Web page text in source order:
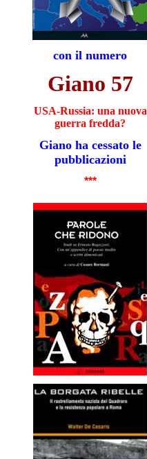
con il numero
Giano 57
USA-Russia: una nuova
guerra fredda?
Giano ha cessato le
pubblicazioni
***